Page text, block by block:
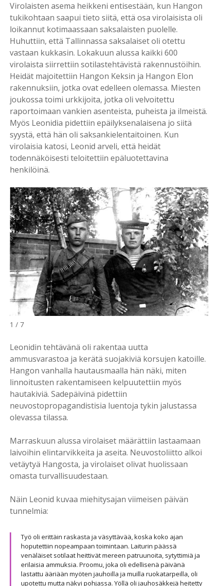
Virolaisten asema heikkeni entisestään, kun Hangon
tukikohtaan saapui tieto siitä, että osa virolaisista oli
loikannut kotimaassaan saksalaisten puolelle.
Huhuttiin, että Tallinnassa saksalaiset oli otettu
vastaan kukkasin. Lokakuun alussa kaikki 600
virolaista siirrettiin sotilastehtävistä rakennustöihin.
Heidät majoitettiin Hangon Keksin ja Hangon Elon
rakennuksiin, jotka ovat edelleen olemassa. Miesten
joukossa toimi urkkijoita, jotka oli velvoitettu
raportoimaan vankien asenteista, puheista ja ilmeistä.
Myös Leonidia pidettiin epäilyksenalaisena jo siitä
syystä, että hän oli saksankielentaitoinen. Kun
virolaisia katosi, Leonid arveli, että heidät
todennäköisesti teloitettiin epäluotettavina
henkilöinä.
1 / 7
Leonidin tehtävänä oli rakentaa uutta
ammusvarastoa ja kerätä suojakiviä korsujen katoille.
Hangon vanhalla hautausmaalla hän näki, miten
linnoitusten rakentamiseen kelpuutettiin myös
hautakiviä. Sadepäivinä pidettiin
neuvostopropagandistisia luentoja tykin jalustassa
olevassa tilassa.
Marraskuun alussa virolaiset määrättiin lastaamaan
laivoihin elintarvikkeita ja aseita. Neuvostoliitto alkoi
vetäytyä Hangosta, ja virolaiset olivat huolissaan
omasta turvallisuudestaan.
Näin Leonid kuvaa miehitysajan viimeisen päivän
tunnelmia:
Työ oli erittäin raskasta ja väsyttävää, koska koko ajan
hoputettiin nopeampaan toimintaan. Laiturin päässä
venäläiset sotilaat heittivät mereen patruunoita, sytyttimiä ja
erilaisia ammuksia. Proomu, joka oli edellisenä päivänä
lastattu ääriään myöten jauhoilla ja muilla ruokatarpeilla, oli
upotettu mutta näkyi pohjassa. Yöllä oli jauhosäkkejä heitetty